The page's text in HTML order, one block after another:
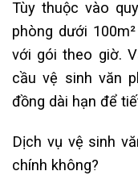
Tùy thuộc vào
phòng dưới
với gói theo giờ.
cầu vệ sinh văn
đồng dài hạn để
Dịch vụ vệ sinh
chính không?